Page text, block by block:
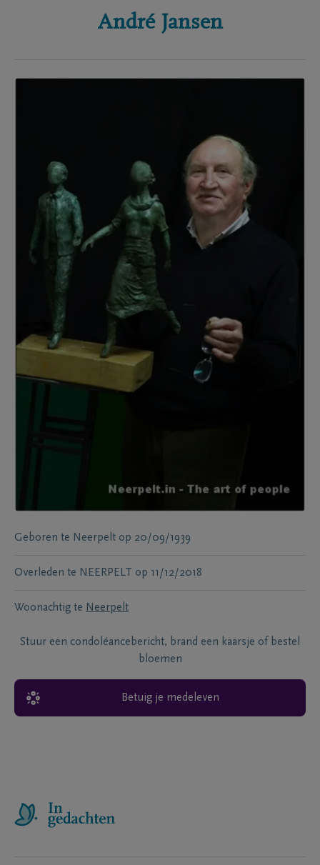
André Jansen
Geboren te Neerpelt op 20/09/1939
Overleden te NEERPELT op 11/12/2018
Woonachtig te Neerpelt
Stuur een condoléancebericht, brand een kaarsje of bestel
bloemen
Betuig je medeleven